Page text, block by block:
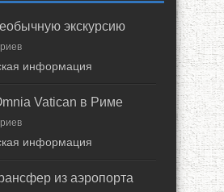
экскурсию
информация
Vatican в Риме
информация
из аэропорта